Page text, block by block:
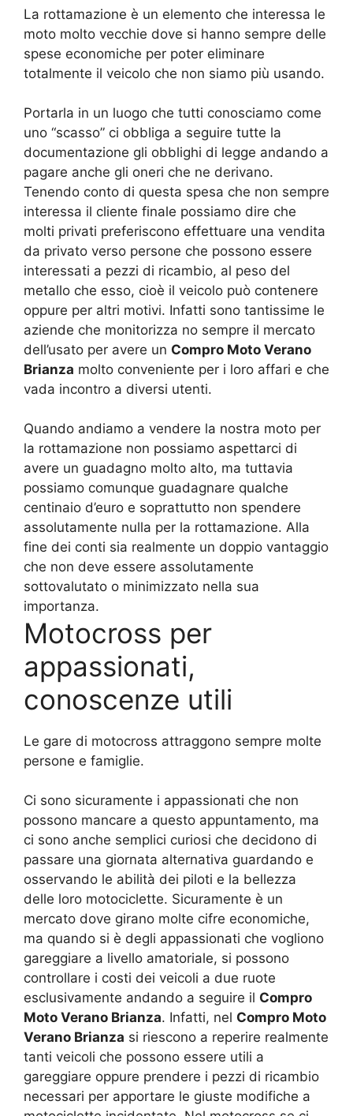
La rottamazione è un elemento che interessa le
moto molto vecchie dove si hanno sempre delle
spese economiche per poter eliminare
totalmente il veicolo che non siamo più usando.
Portarla in un luogo che tutti conosciamo come
uno “scasso” ci obbliga a seguire tutte la
documentazione gli obblighi di legge andando a
pagare anche gli oneri che ne derivano.
Tenendo conto di questa spesa che non sempre
interessa il cliente finale possiamo dire che
molti privati preferiscono effettuare una vendita
da privato verso persone che possono essere
interessati a pezzi di ricambio, al peso del
metallo che esso, cioè il veicolo può contenere
oppure per altri motivi. Infatti sono tantissime le
aziende che monitorizza no sempre il mercato
dell’usato per avere un Compro Moto Verano
Brianza molto conveniente per i loro affari e che
vada incontro a diversi utenti.
Quando andiamo a vendere la nostra moto per
la rottamazione non possiamo aspettarci di
avere un guadagno molto alto, ma tuttavia
possiamo comunque guadagnare qualche
centinaio d’euro e soprattutto non spendere
assolutamente nulla per la rottamazione. Alla
fine dei conti sia realmente un doppio vantaggio
che non deve essere assolutamente
sottovalutato o minimizzato nella sua
importanza.
Motocross per
appassionati,
conoscenze utili
Le gare di motocross attraggono sempre molte
persone e famiglie.
Ci sono sicuramente i appassionati che non
possono mancare a questo appuntamento, ma
ci sono anche semplici curiosi che decidono di
passare una giornata alternativa guardando e
osservando le abilità dei piloti e la bellezza
delle loro motociclette. Sicuramente è un
mercato dove girano molte cifre economiche,
ma quando si è degli appassionati che vogliono
gareggiare a livello amatoriale, si possono
controllare i costi dei veicoli a due ruote
esclusivamente andando a seguire il Compro
Moto Verano Brianza. Infatti, nel Compro Moto
Verano Brianza si riescono a reperire realmente
tanti veicoli che possono essere utili a
gareggiare oppure prendere i pezzi di ricambio
necessari per apportare le giuste modifiche a